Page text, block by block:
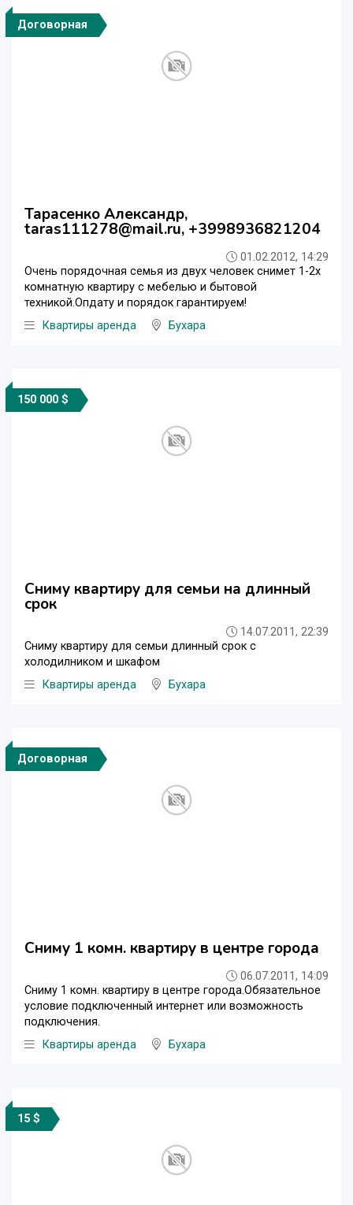
Договорная
Тарасенко Александр,
taras111278@mail.ru, +3998936821204
01.02.2012, 14:29
Очень порядочная семья из двух человек снимет 1-2х
комнатную квартиру с мебелью и бытовой
техникой.Опдату и порядок гарантируем!
Квартиры аренда
Бухара
150 000 $
Сниму квартиру для семьи на длинный
срок
14.07.2011, 22:39
Сниму квартиру для семьи длинный срок с
холодилником и шкафом
Квартиры аренда
Бухара
Договорная
Сниму 1 комн. квартиру в центре города
06.07.2011, 14:09
Сниму 1 комн. квартиру в центре города.Обязательное
условие подключенный интернет или возможность
подключения.
Квартиры аренда
Бухара
15 $